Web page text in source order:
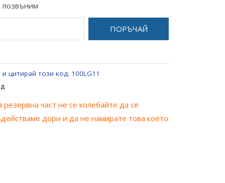
ПОРЪЧАЙ
цитирай този код: 100LG11
част не се колебайте да се
дори и да не намирате това което